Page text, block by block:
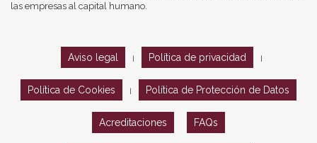
las empresas al capital humano.
Aviso legal Política de privacidad
Política de Cookies Política de Protección de Datos
Acreditaciones FAQs